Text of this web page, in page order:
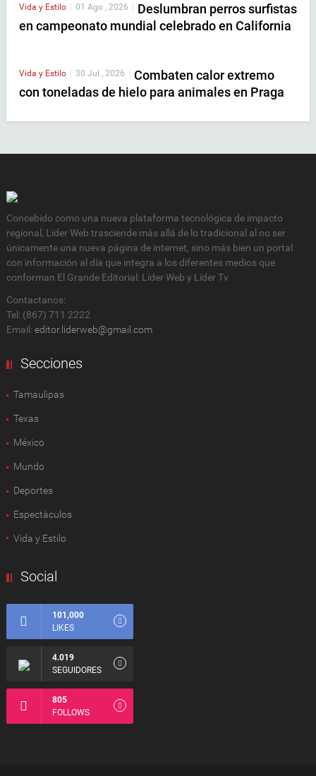
Vida y Estilo | 01 Ago , 2026 | Deslumbran perros surfistas
en campeonato mundial celebrado en California
Vida y Estilo 30 Jul , 2026
Combaten calor extremo
con toneladas de hielo para animales en Praga
Concebido como una nueva plataforma tecnológica de impacto
regional, Lider Web trasciende más allá de lo tradicional al no ser
únicamente una nueva página de internet, sino más bien un portal
con información al día que integra a los diferentes medios que
conforman El Grande Editorial: Líder Web y Líder Tv
Contactanos:
Tel: (867) 711 2222
Email: editor.liderweb@gmail.com
Secciones
Tamaulipas
Texas
México
Mundo
Deportes
Espectàculos
Vida y Estilo
Social
101,000
LIKES
4.019
SEGUIDORES
805
FOLLOWS